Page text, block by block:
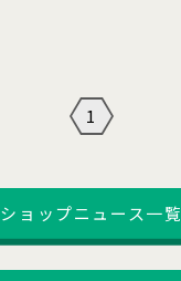
1
ショップニュース一覧